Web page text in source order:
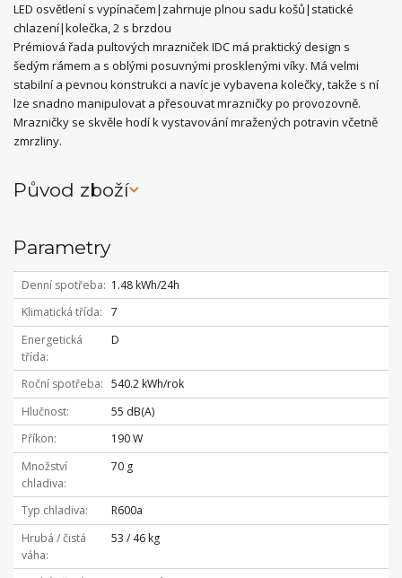
LED osvětlení s vypínačem|zahrnuje plnou sadu košů|statické
chlazení|kolečka, 2 s brzdou
Prémiová řada pultových mrazniček IDC má praktický design s
šedým rámem a s oblými posuvnými prosklenými víky. Má velmi
stabilní a pevnou konstrukci a navíc je vybavena kolečky, takže s ní
lze snadno manipulovat a přesouvat mrazničky po provozovně.
Mrazničky se skvěle hodí k vystavování mražených potravin včetně
zmrzliny.
Původ zboží
Parametry
Denní spotřeba
1.48 kWh/24h
Klimatická třída
7
Energetická
třída
D
Roční spotřeba
540.2 kWh/rok
Hlučnost
55 dB(A)
Příkon
190 W
Množství
chladiva
70 g
Typ chladiva
R600a
Hrubá / čistá
váha
53 / 46 kg